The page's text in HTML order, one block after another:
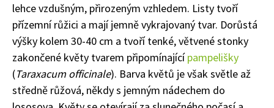
lehce vzdušným, přirozeným vzhledem. Listy tvoří
přízemní růžici a mají jemně vykrajovaný tvar. Dorůstá
výšky kolem 30-40 cm a tvoří tenké, větvené stonky
zakončené květy tvarem připomínajícípampelišky
(Taraxacum officinale). Barva květů je však světle až
středně růžová, někdy s jemným nádechem do